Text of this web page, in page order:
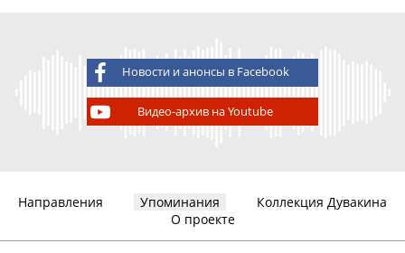
Новости и анонсы в Facebook
Видео-архив на Youtube
Направления Упоминания
Коллекция Дувакина
О проекте